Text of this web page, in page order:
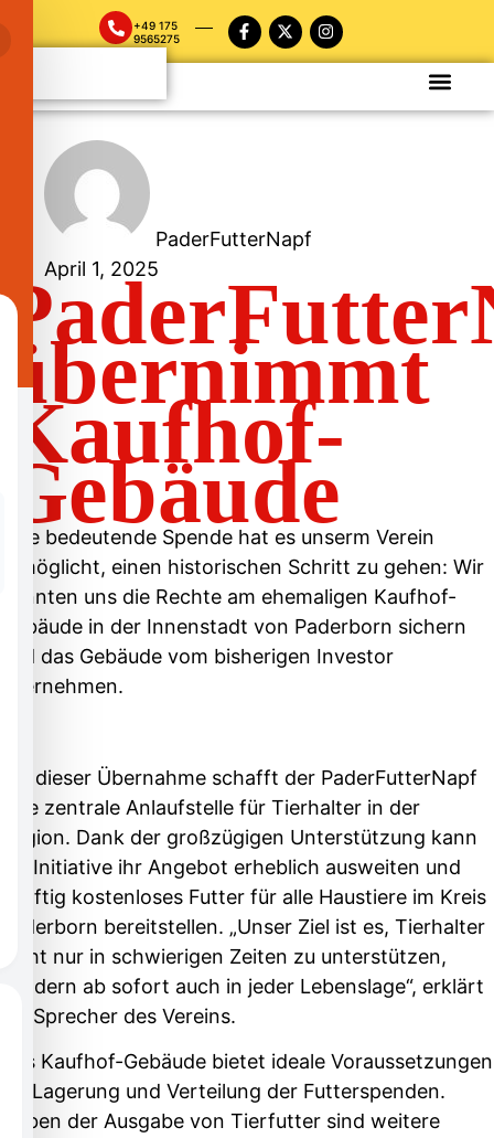
+49 175
9565275
PaderFutterNapf
April 1, 2025
übernimmt
Kaufhof-
Gebäude
Eine bedeutende Spende hat es unserm Verein
ermöglicht, einen historischen Schritt zu gehen: Wir
konnten uns die Rechte am ehemaligen Kaufhof-
Gebäude in der Innenstadt von Paderborn sichern
und das Gebäude vom bisherigen Investor
übernehmen.
Mit dieser Übernahme schafft der PaderFutterNapf
eine zentrale Anlaufstelle für Tierhalter in der
Region. Dank der großzügigen Unterstützung kann
die Initiative ihr Angebot erheblich ausweiten und
künftig kostenloses Futter für alle Haustiere im Kreis
Paderborn bereitstellen. „Unser Ziel ist es, Tierhalter
nicht nur in schwierigen Zeiten zu unterstützen,
sondern ab sofort auch in jeder Lebenslage“, erklärt
ein Sprecher des Vereins.
Das Kaufhof-Gebäude bietet ideale Voraussetzungen
für Lagerung und Verteilung der Futterspenden.
Neben der Ausgabe von Tierfutter sind weitere